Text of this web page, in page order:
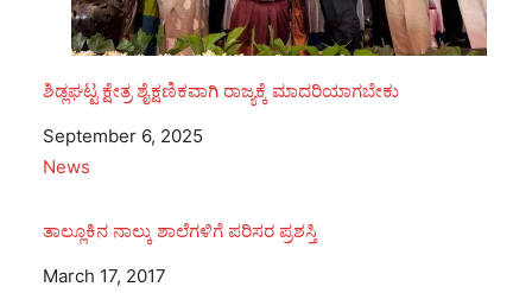
ಶಿಡ್ಲಘಟ್ಟ ಕ್ಷೇತ್ರ ಶೈಕ್ಷಣಿಕವಾಗಿ ರಾಜ್ಯಕ್ಕೆ ಮಾದರಿಯಾಗಬೇಕು
Date
September 6, 2025
In relation to
News
ತಾಲ್ಲೂಕಿನ ನಾಲ್ಕು ಶಾಲೆಗಳಿಗೆ ಪರಿಸರ ಪ್ರಶಸ್ತಿ
Date
March 17, 2017